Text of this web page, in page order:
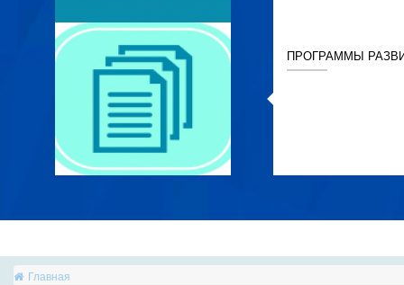
ПРОГРАММЫ
Главная